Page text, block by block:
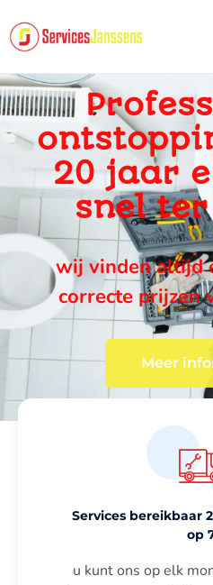
20 jaar
snel
wij vinden altijd
correcte prijzen
Meer
Services bereikbaar
op
u kunt ons op elk